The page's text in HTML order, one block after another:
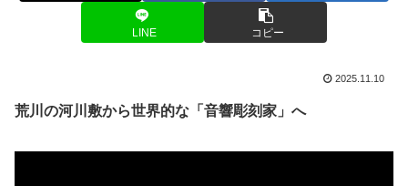
LINE コピー
2025.11.10
荒川の河川敷から世界的な「音響彫刻家」へ